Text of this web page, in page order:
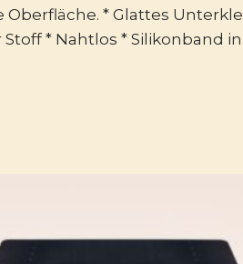
* Glattes
* Nahtlos *